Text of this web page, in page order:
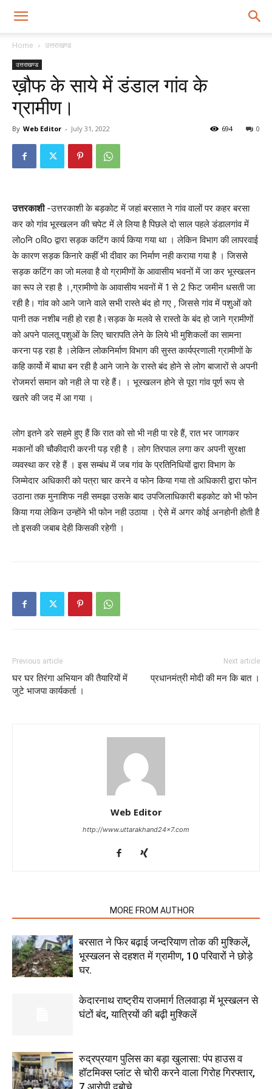
Home उत्तराखण्ड
उत्तराखण्ड
ख़ौफ के साये में डंडाल गांव के
ग्रामीण।
By Web Editor - July 31, 2022 0
694
उत्तरकाशी-उत्तरकाशी के बड़कोट में जहां बरसात ने गांव वालों पर कहर बरसा
कर को गांव भूस्खलन की चपेट में ले लिया है पिछले दो साल पहले डंडालगांव में
लोoनि oविo द्वारा सड़क कटिंग कार्य किया गया था । लेकिन विभाग की लापरवाई
के कारण सड़क किनारे कहीं भी दीवार का निर्माण नही कराया गया है । जिससे
सड़क कटिंग का जो मलवा है वो ग्रामीणों के आवासीय भवनों में जा कर भूस्खलन
का रूप ले रहा है ।,ग्रामीणो के आवासीय भवनों में 1 से 2 फिट जमीन धसती जा
रही है। गांव को आने जाने वाले सभी रास्ते बंद हो गए , जिससे गांव में पशुओं को
पानी तक नशीब नही हो रहा है।सड़क के मलवे से रास्तो के बंद हो जाने ग्रामीणों
को अपने पालतू पशुओं के लिए चारापति लेने के लिये भी मुशिकलों का सामना
करना पड़ रहा है ।लेकिन लोकनिर्माण विभाग की सुस्त कार्यप्रणाली ग्रामीणों के
कहि कार्यो में बाधा बन रही है आने जाने के रास्ते बंद होने से लोग बाजारों से अपनी
रोजमर्रा समान को नही ले पा रहे हैं। । भूस्खलन होने से पूरा गांव पूर्ण रूप से
खतरे की जद में आ गया ।
लोग इतने डरे सहमे हुए हैं कि रात को सो भी नही पा रहे हैं, रात भर जागकर
मकानों की चौकीदारी करनी पड़ रही है । लोग तिरपाल लगा कर अपनी सुरक्षा
व्यवस्था कर रहे हैं । इस सम्बंध में जब गांव के प्रतिनिधियों द्वारा विभाग के
जिम्मेदार अधिकारी को पत्रा चार करने व फोन किया गया तो अधिकारी द्वारा फोन
उठाना तक मुनाशिफ नही समझा उसके बाद उपजिलाधिकारी बड़कोट को भी फोन
किया गया लेकिन उन्होंने भी फोन नही उठाया । ऐसे में अगर कोई अनहोनी होती है
तो इसकी जबाब देही किसकी रहेगी ।
Previous article
घर घर तिरंगा अभियान की तैयारियों में
जुटे भाजपा कार्यकर्ता ।
Next article
प्रधानमंत्री मोदी की मन कि बात ।
Web Editor
http://www.uttarakhand24x7.com
MORE FROM AUTHOR
बरसात ने फिर बढ़ाई जन्दरियाण तोक की मुश्किलें,
भूस्खलन से दहशत में ग्रामीण, 10 परिवारों ने छोड़े
घर.
केदारनाथ राष्ट्रीय राजमार्ग तिलवाड़ा में भूस्खलन से
घंटों बंद, यात्रियों की बढ़ी मुश्किलें
रुद्रप्रयाग पुलिस का बड़ा खुलासा: पंप हाउस व
हॉटमिक्स प्लांट से चोरी करने वाला गिरोह गिरफ्तार,
7 आरोपी दबोचे